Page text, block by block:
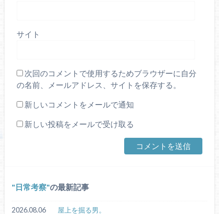
サイト
次回のコメントで使用するためブラウザーに自分
の名前、メールアドレス、サイトを保存する。
新しいコメントをメールで通知
新しい投稿をメールで受け取る
日常考察 の最新記事
2026.08.06 屋上を掘る男。